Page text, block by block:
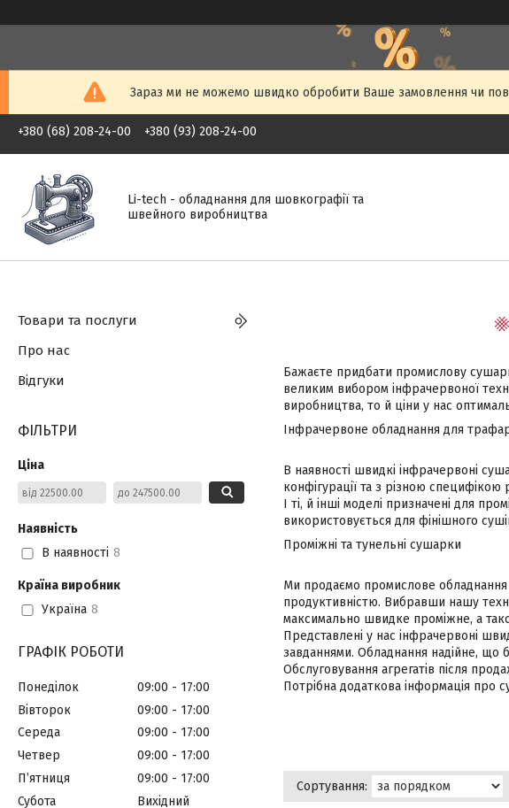
Зараз ми не можемо швидко обробити Ваше замовлення чи
+380 (68) 208-24-00 +380 (93) 208-24-00
Li-tech - обладнання для шовкографії та
швейного виробництва
Бажаєте придбати промислову
великим вибором інфрачервоної
виробництва, то й ціни у нас
Інфрачервоне обладнання для
В наявності швидкі інфрачервоні
конфігурації та з різною специфікою
І ті, й інші моделі призначені для
використовується для фінішного
Проміжні та тунельні сушарки
Ми продаємо промислове обладнання
продуктивністю. Вибравши нашу
максимально швидке проміжне, а
Представлені у нас інфрачервоні
завданнями. Обладнання надійне, що
Обслуговування агрегатів після
Потрібна додаткова інформація про
Товари та послуги
Про нас
Відгуки
ФІЛЬТРИ
Ціна
Наявність
В наявності 8
Країна виробник
Україна 8
ГРАФІК РОБОТИ
Понеділок 09:00
17:00
Вівторок
09:00
17:00
Середа
09:00
17:00
Четвер
09:00
17:00
Пʼятниця
09:00
17:00
Субота
Вихідний